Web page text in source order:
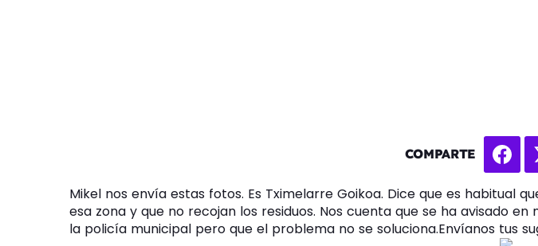
COMPARTE
Mikel nos envía estas fotos. Es Tximelarre Goikoa. Dice que es habitual
esa zona y que no recojan los residuos. Nos cuenta que se ha avisado en
la policía municipal pero que el problema no se soluciona.Envíanos tus